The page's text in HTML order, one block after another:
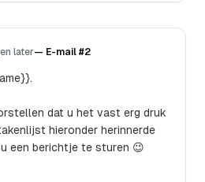
later— E-mail #2
dat u het vast erg druk
hieronder herinnerde
een berichtje te sturen 😉